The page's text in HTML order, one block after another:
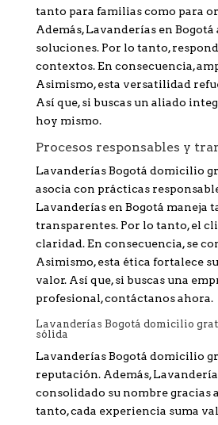
tanto para familias como para
Además, Lavanderías en Bogotá
soluciones. Por lo tanto,
contextos. En consecuencia,
Asimismo, esta versatilidad
Así que, si buscas un aliado
hoy mismo.
Procesos responsables y
Lavanderías Bogotá domicilio
asocia con prácticas
Lavanderías en Bogotá maneja
transparentes. Por lo tanto, el
claridad. En consecuencia, se
Asimismo, esta ética fortalece
valor. Así que, si buscas una
profesional, contáctanos ahora.
Lavanderías Bogotá domicilio
sólida
Lavanderías Bogotá domicilio
reputación. Además,
consolidado su nombre gracias
tanto, cada experiencia suma